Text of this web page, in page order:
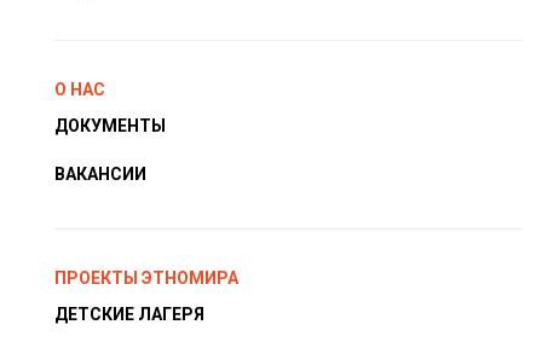
О НАС
ДОКУМЕНТЫ
ВАКАНСИИ
ПРОЕКТЫ ЭТНОМИРА
ДЕТСКИЕ ЛАГЕРЯ